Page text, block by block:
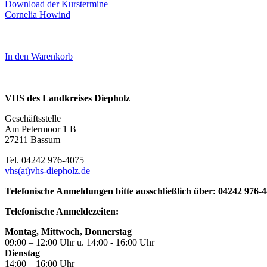
Download der Kurstermine
Cornelia Howind
In den Warenkorb
VHS des Landkreises Diepholz
Geschäftsstelle
Am Petermoor 1 B
27211 Bassum
Tel. 04242 976-4075
vhs(at)vhs-diepholz.de
Telefonische Anmeldungen bitte ausschließlich über: 04242 976-
Telefonische Anmeldezeiten:
Montag, Mittwoch, Donnerstag
09:00 – 12:00 Uhr u. 14:00 - 16:00 Uhr
Dienstag
14:00 – 16:00 Uhr